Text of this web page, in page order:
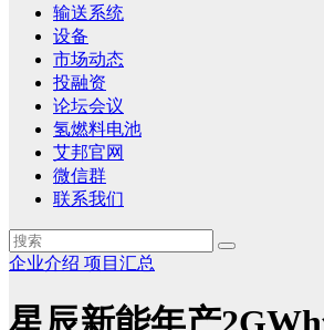
输送系统
设备
市场动态
投融资
论坛会议
氢燃料电池
艾邦官网
微信群
联系我们
企业介绍 项目汇总